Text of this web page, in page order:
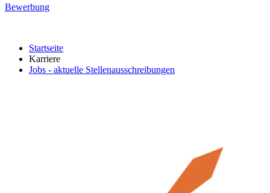
Bewerbung
Startseite
Karriere
Jobs - aktuelle Stellenausschreibungen